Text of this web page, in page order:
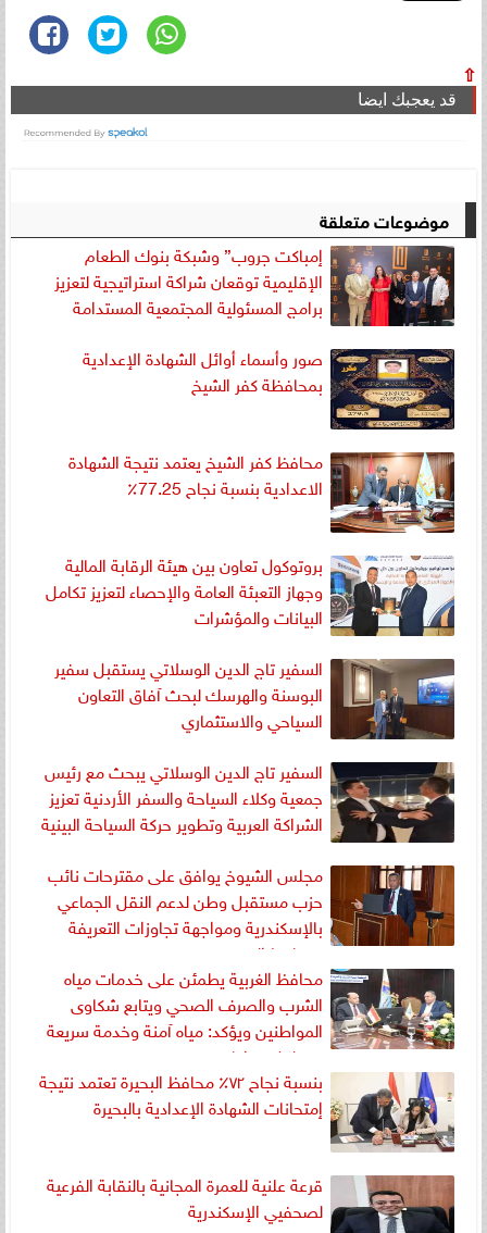
⇧
قد يعجبك ايضا
موضوعات متعلقة
إمباكت جروب” وشبكة بنوك الطعام
الإقليمية توقعان شراكة استراتيجية لتعزيز
برامج المسئولية المجتمعية المستدامة
صور وأسماء أوائل الشهادة الإعدادية
بمحافظة كفر الشيخ
محافظ كفر الشيخ يعتمد نتيجة الشهادة
الاعدادية بنسبة نجاح 77.25٪؜
بروتوكول تعاون بين هيئة الرقابة المالية
وجهاز التعبئة العامة والإحصاء لتعزيز تكامل
البيانات والمؤشرات
السفير تاج الدين الوسلاتي يستقبل سفير
البوسنة والهرسك لبحث آفاق التعاون
السياحي والاستثماري
السفير تاج الدين الوسلاتي يبحث مع رئيس
جمعية وكلاء السياحة والسفر الأردنية تعزيز
الشراكة العربية وتطوير حركة السياحة البينية
مجلس الشيوخ يوافق على مقترحات نائب
حزب مستقبل وطن لدعم النقل الجماعي
بالإسكندرية ومواجهة تجاوزات التعريفة
وخطوط السير
محافظ الغربية يطمئن على خدمات مياه
الشرب والصرف الصحي ويتابع شكاوى
المواطنين ويؤكد: مياه آمنة وخدمة سريعة
حق لكل مواطن
بنسبة نجاح ٧٢٪ محافظ البحيرة تعتمد نتيجة
إمتحانات الشهادة الإعدادية بالبحيرة
قرعة علنية للعمرة المجانية بالنقابة الفرعية
لصحفيي الإسكندرية